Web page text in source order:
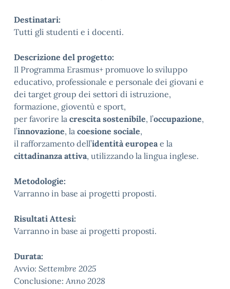
Destinatari:
Tutti gli studenti e i docenti.
Descrizione del progetto:
Il Programma Erasmus+ promuove lo sviluppo
educativo, professionale e personale dei giovani e
dei target group dei settori di istruzione,
formazione, gioventù e sport,
per favorire la crescita sostenibile, l’occupazione,
l’innovazione, la coesione sociale,
il rafforzamento dell’identità europeae la
cittadinanza attiva, utilizzando la lingua inglese.
Metodologie:
Varranno in base ai progetti proposti.
Risultati Attesi:
Varranno in base ai progetti proposti.
Durata:
Avvio: Settembre 2025
Conclusione: Anno 2028